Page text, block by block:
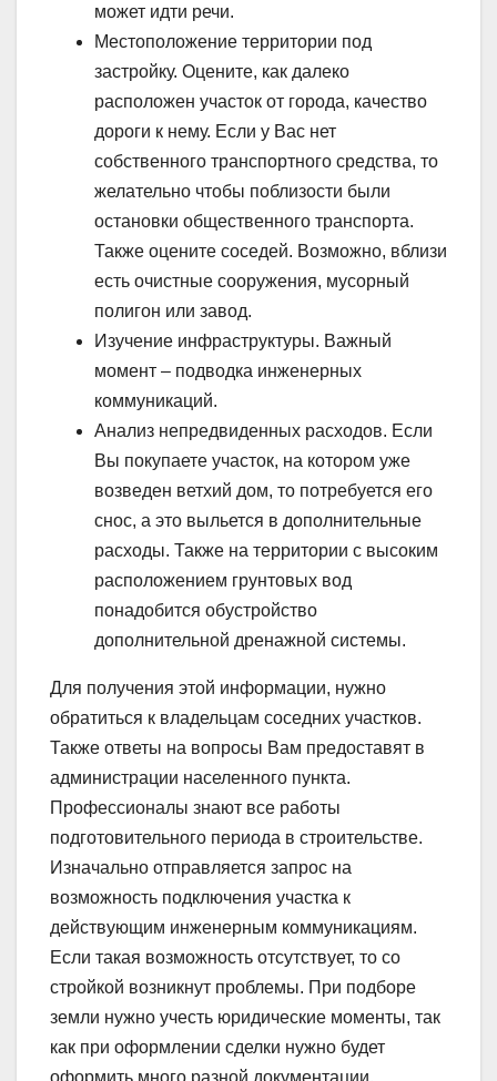
может идти речи.
Местоположение территории под
застройку. Оцените, как далеко
расположен участок от города, качество
дороги к нему. Если у Вас нет
собственного транспортного средства, то
желательно чтобы поблизости были
остановки общественного транспорта.
Также оцените соседей. Возможно, вблизи
есть очистные сооружения, мусорный
полигон или завод.
Изучение инфраструктуры. Важный
момент – подводка инженерных
коммуникаций.
Анализ непредвиденных расходов. Если
Вы покупаете участок, на котором уже
возведен ветхий дом, то потребуется его
снос, а это выльется в дополнительные
расходы. Также на территории с высоким
расположением грунтовых вод
понадобится обустройство
дополнительной дренажной системы.
Для получения этой информации, нужно
обратиться к владельцам соседних участков.
Также ответы на вопросы Вам предоставят в
администрации населенного пункта.
Профессионалы знают все работы
подготовительного периода в строительстве.
Изначально отправляется запрос на
возможность подключения участка к
действующим инженерным коммуникациям.
Если такая возможность отсутствует, то со
стройкой возникнут проблемы. При подборе
земли нужно учесть юридические моменты, так
как при оформлении сделки нужно будет